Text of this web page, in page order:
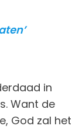
in
Want de
God zal het